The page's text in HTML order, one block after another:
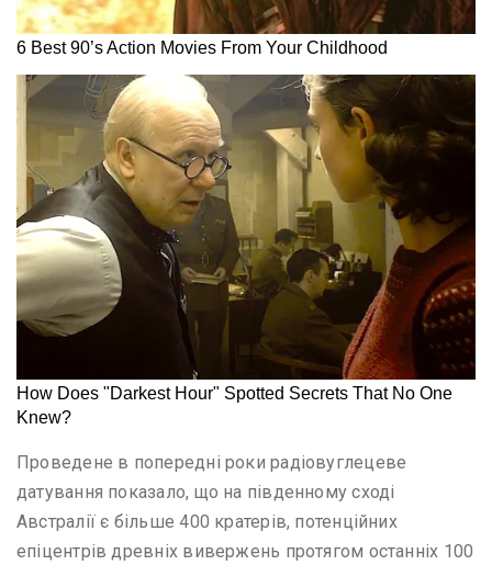
Проведене в попередні роки радіовуглецеве
датування показало, що на південному сході
Австралії є більше 400 кратерів, потенційних
епіцентрів древніх вивержень протягом останніх 100